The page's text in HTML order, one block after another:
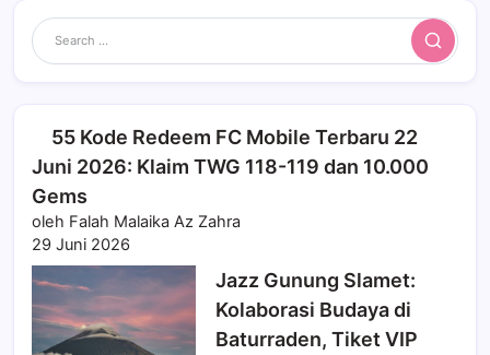
Search
55 Kode Redeem FC Mobile Terbaru 22
Juni 2026: Klaim TWG 118-119 dan 10.000
Gems
oleh Falah Malaika Az Zahra
29 Juni 2026
Jazz Gunung Slamet:
Kolaborasi Budaya di
Baturraden, Tiket VIP